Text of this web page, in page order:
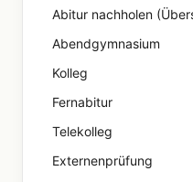
Abitur nachholen
Abendgymnasium
Kolleg
Fernabitur
Telekolleg
Externenprüfung